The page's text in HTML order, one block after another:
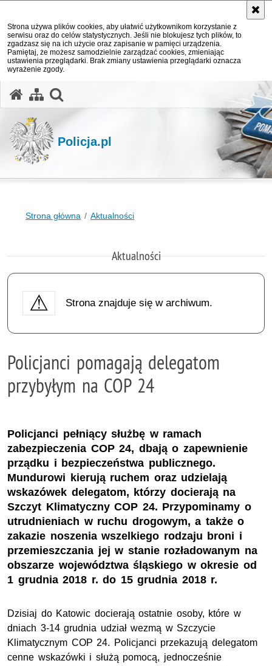
Strona używa plików cookies, aby ułatwić użytkownikom korzystanie z
serwisu oraz do celów statystycznych. Jeśli nie blokujesz tych plików, to
zgadzasz się na ich użycie oraz zapisanie w pamięci urządzenia.
Pamiętaj, że możesz samodzielnie zarządzać cookies, zmieniając
ustawienia przeglądarki. Brak zmiany ustawienia przeglądarki oznacza
wyrażenie zgody.
Policja.pl
Strona główna Aktualności
Aktualności
Strona znajduje się w archiwum.
Policjanci pomagają delegatom
przybyłym na COP 24
Policjanci pełniący służbę w ramach
zabezpieczenia COP 24, dbają o zapewnienie
prządku i bezpieczeństwa publicznego.
Mundurowi kierują ruchem oraz udzielają
wskazówek delegatom, którzy docierają na
Szczyt Klimatyczny COP 24. Przypominamy o
utrudnieniach w ruchu drogowym, a także o
zakazie noszenia wszelkiego rodzaju broni i
przemieszczania jej w stanie rozładowanym na
obszarze województwa śląskiego w okresie od
1 grudnia 2018 r. do 15 grudnia 2018 r.
Dzisiaj do Katowic docierają ostatnie osoby, które w
dniach 3-14 grudnia udział wezmą w Szczycie
Klimatycznym COP 24. Policjanci przekazują delegatom
cenne wskazówki i służą pomocą, jednocześnie